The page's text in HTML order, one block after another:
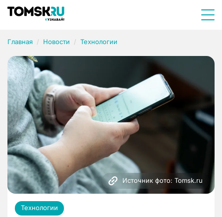
Главная Новости Технологии
Источник фото: Tomsk.ru
Технологии